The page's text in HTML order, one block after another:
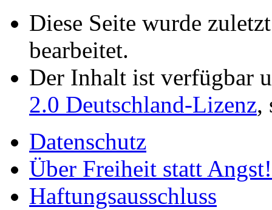
Diese Seite wurde
bearbeitet.
Der Inhalt ist verfügbar
2.0 Deutschland-Lizenz,
Datenschutz
Über Freiheit statt Angst!
Haftungsausschluss